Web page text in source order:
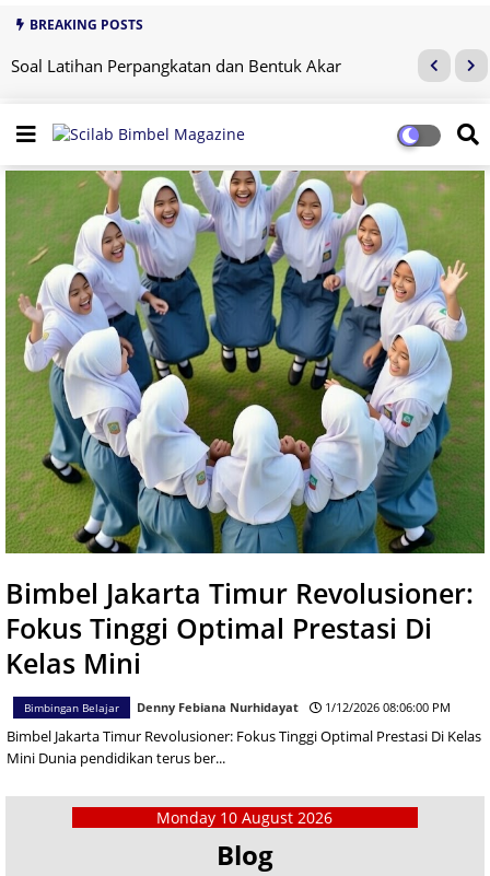
BREAKING POSTS
Soal Latihan Perpangkatan dan Bentuk Akar
Bimbel Jakarta Timur Revolusioner:
Fokus Tinggi Optimal Prestasi Di
Kelas Mini
Bimbingan Belajar Denny Febiana Nurhidayat 1/12/2026 08:06:00 PM
Bimbel Jakarta Timur Revolusioner: Fokus Tinggi Optimal Prestasi Di Kelas
Mini Dunia pendidikan terus ber...
Monday 10 August 2026
Blog